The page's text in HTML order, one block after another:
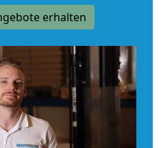
erhalten